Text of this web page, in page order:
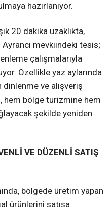
hazırlanıyor.
20 dakika uzaklıkta,
mevkiindeki tesis;
çalışmalarıyla
Özellikle yaz aylarında
ve alışveriş
hem bölge turizmine hem
şekilde yeniden
VE DÜZENLİ SATIŞ
bölgede üretim yapan
ürünlerini satışa